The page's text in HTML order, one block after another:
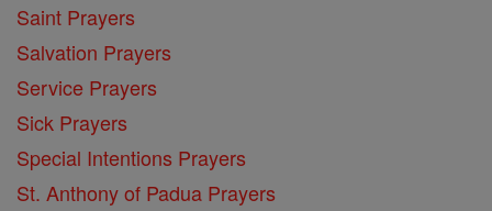
Saint Prayers
Salvation Prayers
Service Prayers
Sick Prayers
Special Intentions Prayers
St. Anthony of Padua Prayers